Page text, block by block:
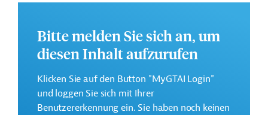
vorgesehen.
Weitere Informationen zu dem Entwicklungsprojekt
und im Originaldokument, das zum Download
bereitsteht.
Bitte melden Sie sich an, um
diesen Inhalt aufzurufen
Klicken Sie auf den Button "MyGTAI Login"
und loggen Sie sich mit Ihrer
Benutzererkennung ein. Sie haben noch keinen